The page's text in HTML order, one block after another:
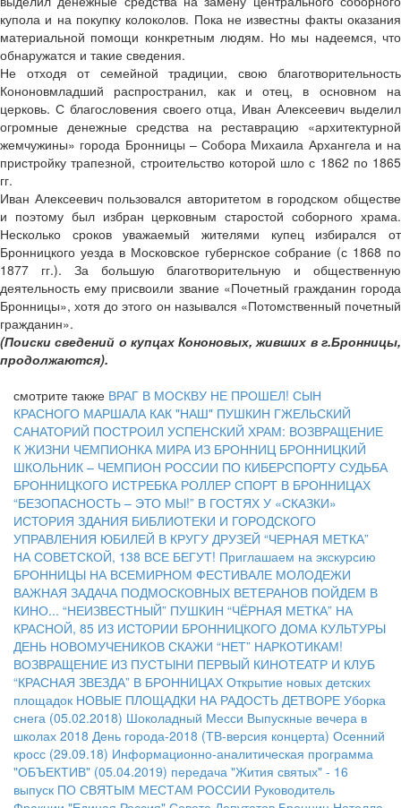
купола и на покупку колоколов. Пока не известны факты оказания
материальной помощи конкретным людям. Но мы надеемся, что
обнаружатся и такие сведения.
Не отходя от семейной традиции, свою благотворительность
Кононов­младший распространил, как и отец, в основном на
церковь. С благословения своего отца, Иван Алексеевич выделил
огромные денежные средства на реставрацию «архитектурной
жемчужины» города Бронницы – Собора Михаила Архангела и на
пристройку трапезной, строительство которой шло с 1862 по 1865
гг.
Иван Алексеевич пользовался авторитетом в городском обществе
и поэтому был избран церковным старостой соборного храма.
Несколько сроков уважаемый жителями купец избирался от
Бронницкого уезда в Московское губернское собрание (с 1868 по
1877 гг.). За большую благотворительную и общественную
деятельность ему присвоили звание «Почетный гражданин города
Бронницы», хотя до этого он назывался «Потомственный почетный
гражданин».
(Поиски сведений о купцах Кононовых, живших в г.Бронницы,
продолжаются).
смотрите также ВРАГ В МОСКВУ НЕ ПРОШЕЛ! СЫН
КРАСНОГО МАРШАЛА КАК "НАШ" ПУШКИН ГЖЕЛЬСКИЙ
САНАТОРИЙ ПОСТРОИЛ УСПЕНСКИЙ ХРАМ: ВОЗВРАЩЕНИЕ
К ЖИЗНИ ЧЕМПИОНКА МИРА ИЗ БРОННИЦ БРОННИЦКИЙ
ШКОЛЬНИК – ЧЕМПИОН РОССИИ ПО КИБЕРСПОРТУ СУДЬБА
БРОННИЦКОГО ИСТРЕБКА РОЛЛЕР СПОРТ В БРОННИЦАХ
“БЕЗОПАСНОСТЬ – ЭТО МЫ!” В ГОСТЯХ У «СКАЗКИ»
ИСТОРИЯ ЗДАНИЯ БИБЛИОТЕКИ И ГОРОДСКОГО
УПРАВЛЕНИЯ ЮБИЛЕЙ В КРУГУ ДРУЗЕЙ “ЧЕРНАЯ МЕТКА”
НА СОВЕТСКОЙ, 138 ВСЕ БЕГУТ! Приглашаем на экскурсию
БРОННИЦЫ НА ВСЕМИРНОМ ФЕСТИВАЛЕ МОЛОДЕЖИ
ВАЖНАЯ ЗАДАЧА ПОДМОСКОВНЫХ ВЕТЕРАНОВ ПОЙДЕМ В
КИНО... “НЕИЗВЕСТНЫЙ” ПУШКИН “ЧЁРНАЯ МЕТКА” НА
КРАСНОЙ, 85 ИЗ ИСТОРИИ БРОННИЦКОГО ДОМА КУЛЬТУРЫ
ДЕНЬ НОВОМУЧЕНИКОВ СКАЖИ “НЕТ” НАРКОТИКАМ!
ВОЗВРАЩЕНИЕ ИЗ ПУСТЫНИ ПЕРВЫЙ КИНОТЕАТР И КЛУБ
“КРАСНАЯ ЗВЕЗДА” В БРОННИЦАХ Открытие новых детских
площадок НОВЫЕ ПЛОЩАДКИ НА РАДОСТЬ ДЕТВОРЕ Уборка
снега (05.02.2018) Шоколадный Месси Выпускные вечера в
школах 2018 День города-2018 (ТВ-версия концерта) Осенний
кросс (29.09.18) Информационно-аналитическая программа
"ОБЪЕКТИВ" (05.04.2019) передача "Жития святых" - 16
выпуск ПО СВЯТЫМ МЕСТАМ РОССИИ Руководитель